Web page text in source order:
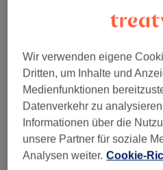
Finde die besten
Auf
Wir verwenden eigene
Dritten, um Inhalte und
Medienfunktionen
Datenverkehr zu
Informationen über die
unsere Partner für soziale
Analysen weiter. Cookie-